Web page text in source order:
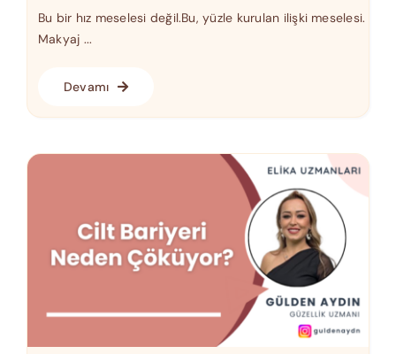
Bu bir hız meselesi değil.Bu, yüzle kurulan ilişki meselesi.
Makyaj ...
Devamı